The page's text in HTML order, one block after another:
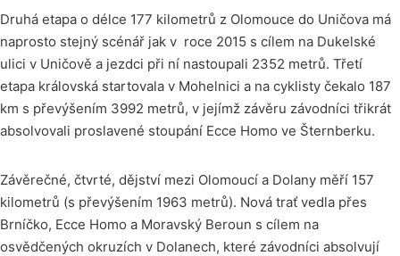
Druhá etapa o délce 177 kilometrů z Olomouce do Uničova má
naprosto stejný scénář jak v roce 2015 s cílem na Dukelské
ulici v Uničově a jezdci při ní nastoupali 2352 metrů. Třetí
etapa královská startovala v Mohelnici a na cyklisty čekalo 187
km s převýšením 3992 metrů, v jejímž závěru závodníci třikrát
absolvovali proslavené stoupání Ecce Homo ve Šternberku.
Závěrečné, čtvrté, dějství mezi Olomoucí a Dolany měří 157
kilometrů (s převýšením 1963 metrů). Nová trať vedla přes
Brníčko, Ecce Homo a Moravský Beroun s cílem na
osvědčených okruzích v Dolanech, které závodníci absolvují